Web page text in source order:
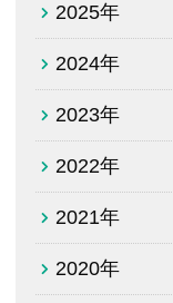
2025年
2024年
2023年
2022年
2021年
2020年